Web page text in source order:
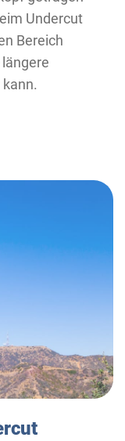
Undercut
Bereich